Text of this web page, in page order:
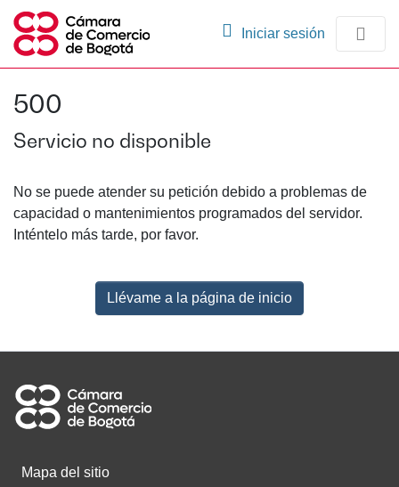
Iniciar sesión (current)
500
Servicio no disponible
No se puede atender su petición debido a problemas de
capacidad o mantenimientos programados del servidor.
Inténtelo más tarde, por favor.
Llévame a la página de inicio
Mapa del sitio